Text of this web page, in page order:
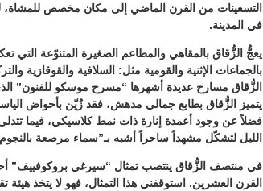
التسعينات من القرن الماضي إلى مكان مخصص للمشاة،
في المدينة.
يعجُّ الزُّقاق بالمقاهي والمطاعم الصغيرة المتنوّعة التي
بالجماعات الإثنية والقومية مثل: السلافية والقوقازية
الزُّقاق مسارح عديدة أشهرها “مسرح موسكو للفنون” الذي
يتميز الزُّقاق بطابع جمالي مدهش، فقد زُيّن بأحواض
فضلاً عن وجود أعمدة إنارة ذات نمط كلاسيكي، فيما
الليل لتشكّل مشهداً ساحراً أشبه بـ”سماء مرصعة
في منتصف الزُّقاق ينتصب تمثال “سيرغي بروكوفييف”
القرن العشرين. استوقفني هذا التمثال، فهو لا يتخذ هيئة